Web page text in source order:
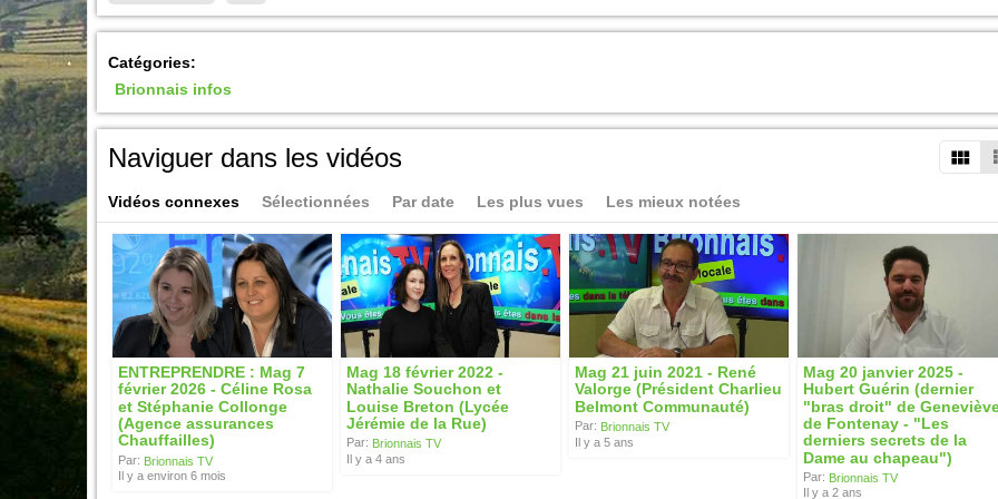
Catégories:
Brionnais infos
Naviguer dans les vidéos
Vidéos connexes Sélectionnées Par date Les plus vues Les mieux notées
ENTREPRENDRE : Mag 7
février 2026 - Céline Rosa
et Stéphanie Collonge
(Agence assurances
Chauffailles)
Par: Brionnais TV
Il y a environ 6 mois
Mag 18 février 2022 -
Nathalie Souchon et
Louise Breton (Lycée
Jérémie de la Rue)
Par: Brionnais TV
Il y a 4 ans
Mag 21 juin 2021 - René
Valorge (Président Charlieu
Belmont Communauté)
Par: Brionnais TV
Il y a 5 ans
Mag 20 janvier 2025 -
Hubert Guérin (dernier
"bras droit" de
de Fontenay - "Les
derniers secrets de la
Dame au chapeau")
Par: Brionnais TV
Il y a 2 ans